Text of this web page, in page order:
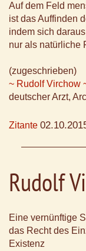
Auf dem Feld
ist das Auffinden
indem sich
nur als natürliche
(zugeschrieben)
~ Rudolf Virchow
deutscher Arzt,
Zitante
Rudolf
Eine vernünftige
das Recht des
Existenz